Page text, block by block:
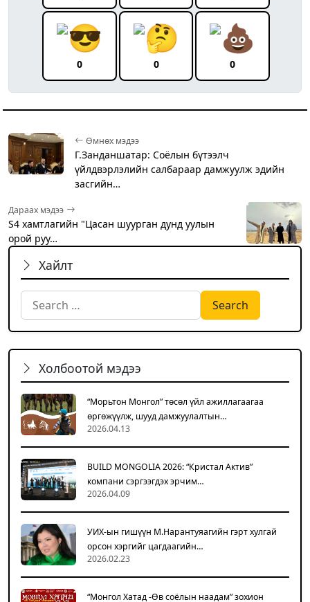
0 0 0
Өмнөх мэдээ
Г.Занданшатар: Соёлын бүтээлч
үйлдвэрлэлийн салбараар дамжуулж эдийн
засгийн…
Дараах мэдээ
S4 хамтлагийн "Цасан шуурган дунд уулын
орой руу…
Хайлт
Search for:
Холбоотой мэдээ
“Морьтон Монгол” төсөл үйл ажиллагаагаа
өргөжүүлж, шууд дамжуулалтын…
2026.04.13
BUILD MONGOLIA 2026: “Кристал Актив”
компани сэргээгдэх эрчим…
2026.04.09
УИХ-ын гишүүн М.Нарантуяагийн гэрт хулгай
орсон хэргийг цагдаагийн…
2026.02.23
“Монгол Хатад -Өв соёлын наадам” зохион